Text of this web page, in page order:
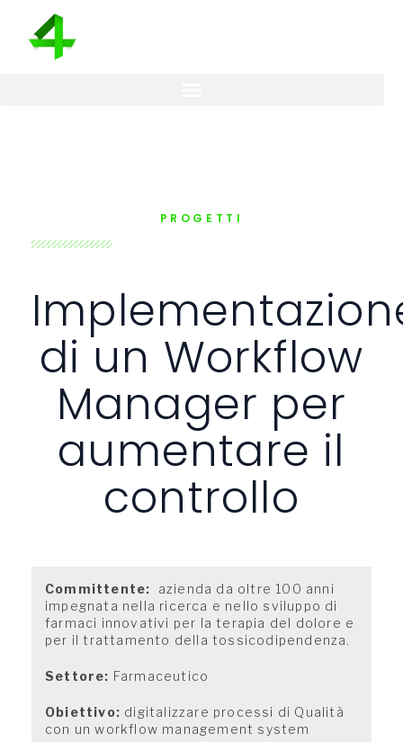
PROGETTI
di un Workflow
Manager per
aumentare il
controllo
Committente: azienda da oltre 100 anni
impegnata nella ricerca e nello sviluppo di
farmaci innovativi per la terapia del dolore e
per il trattamento della tossicodipendenza.
Settore: Farmaceutico
Obiettivo: digitalizzare processi di Qualità
con un workflow management system